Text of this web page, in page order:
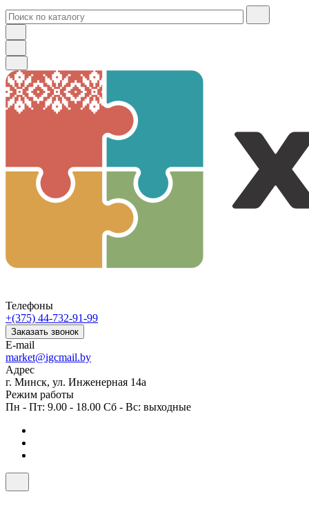
Телефоны
+(375) 44-732-91-99
Заказать звонок
E-mail
market@igcmail.by
Адрес
г. Минск, ул. Инженерная 14а
Режим работы
Пн - Пт: 9.00 - 18.00 Сб - Вс: выходные